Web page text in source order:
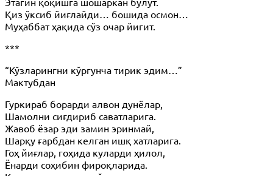
Қиз ўксиб йиғлайди… бошида осмон…
Муҳаббат ҳақида сўз очар йигит.
***
“Кўзларингни кўргунча тирик эдим…”
Мактубдан
Гуркираб борарди алвон дунёлар,
Шамолни сиғдириб саватларига.
Жавоб ёзар эди замин эринмай,
Шарқу ғарбдан келган ишқ хатларига.
Гоҳ йиғлар, гоҳида куларди ҳилол,
Ёнарди соҳибин фироқларида.